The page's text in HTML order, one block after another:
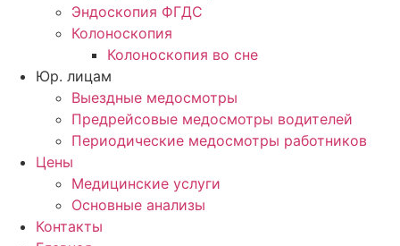
Эндоскопия ФГДС
Колоноскопия
Колоноскопия во сне
Юр. лицам
Выездные медосмотры
Предрейсовые медосмотры водителей
Периодические медосмотры работников
Цены
Медицинские услуги
Основные анализы
Контакты